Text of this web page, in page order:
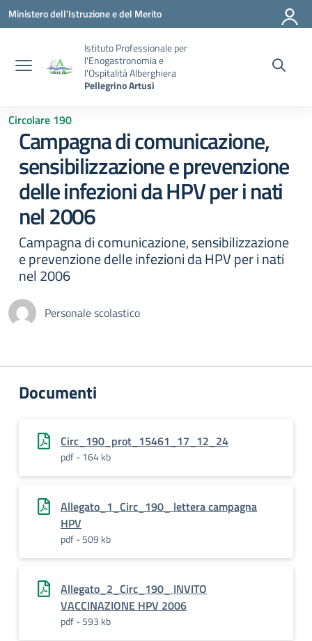
Vai ai contenuti
Vai al menu di navigazione
Vai al footer
Ministero dell'Istruzione e del Merito
Istituto Professionale per
l'Enogastronomia e
l'Ospitalità Alberghiera
Pellegrino Artusi
Circolare 190
Campagna di comunicazione,
sensibilizzazione e prevenzione
delle infezioni da HPV per i nati
nel 2006
Campagna di comunicazione, sensibilizzazione
e prevenzione delle infezioni da HPV per i nati
nel 2006
Personale scolastico
Documenti
Circ_190_prot_15461_17_12_24
pdf - 164 kb
Allegato_1_Circ_190_ lettera campagna
HPV
pdf - 509 kb
Allegato_2_Circ_190_ INVITO
VACCINAZIONE HPV 2006
pdf - 593 kb